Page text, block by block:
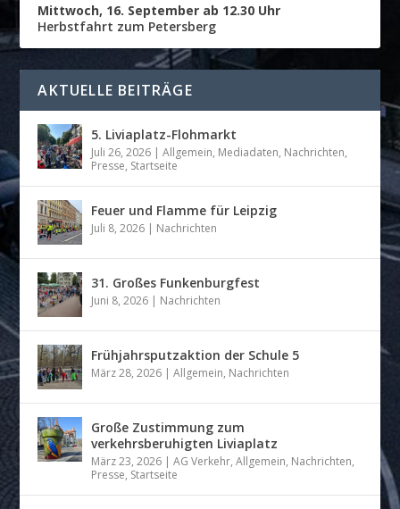
Mittwoch, 16. September ab 12.30 Uhr
Herbstfahrt zum Petersberg
AKTUELLE BEITRÄGE
5. Liviaplatz-Flohmarkt
Juli 26, 2026 |Allgemein, Mediadaten, Nachrichten,
Presse, Startseite
Feuer und Flamme für Leipzig
Juli 8, 2026 | Nachrichten
31. Großes Funkenburgfest
Juni 8, 2026 | Nachrichten
Frühjahrsputzaktion der Schule 5
März 28, 2026 |Allgemein, Nachrichten
Große Zustimmung zum
verkehrsberuhigten Liviaplatz
März 23, 2026 |AG Verkehr,Allgemein, Nachrichten,
Presse, Startseite